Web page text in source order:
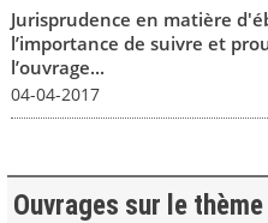
Jurisprudence en matière
l’importance de suivre et
l’ouvrage...
04-04-2017
Ouvrages sur le